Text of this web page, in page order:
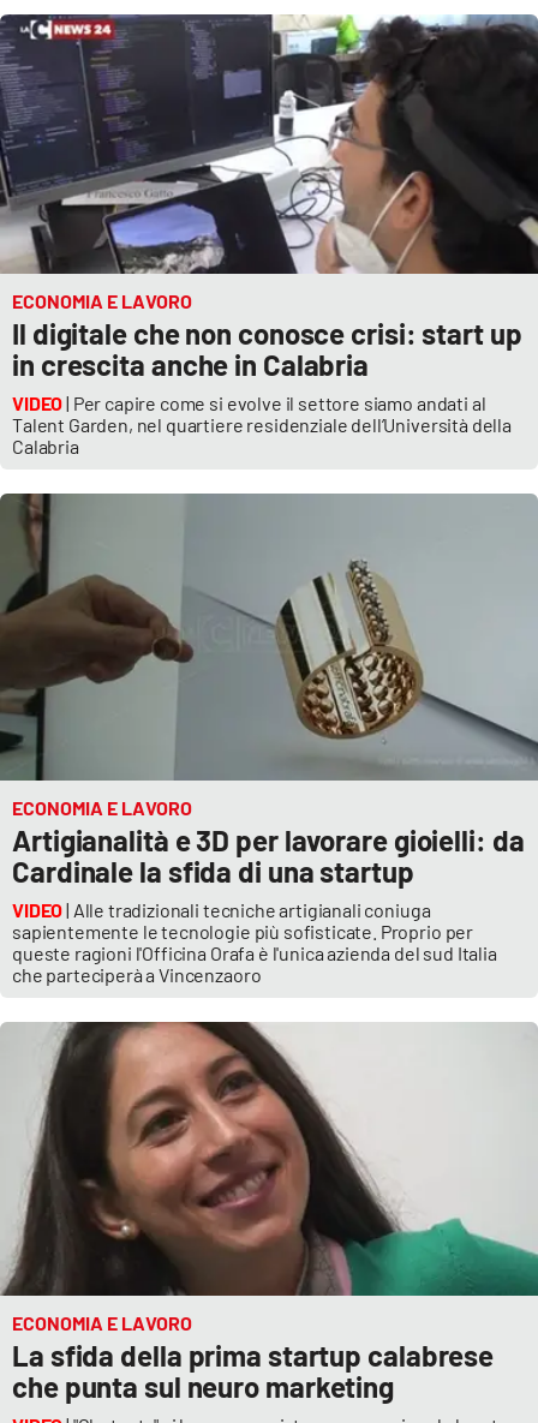
ECONOMIA E LAVORO
Il digitale che non conosce crisi: start up
in crescita anche in Calabria
VIDEO| Per capire come si evolve il settore siamo andati al
Talent Garden, nel quartiere residenziale dell’Università della
Calabria
ECONOMIA E LAVORO
Artigianalità e 3D per lavorare gioielli: da
Cardinale la sfida di una startup
VIDEO| Alle tradizionali tecniche artigianali coniuga
sapientemente le tecnologie più sofisticate. Proprio per
queste ragioni l'Officina Orafa è l'unica azienda del sud Italia
che parteciperà a Vincenzaoro
ECONOMIA E LAVORO
La sfida della prima startup calabrese
che punta sul neuro marketing